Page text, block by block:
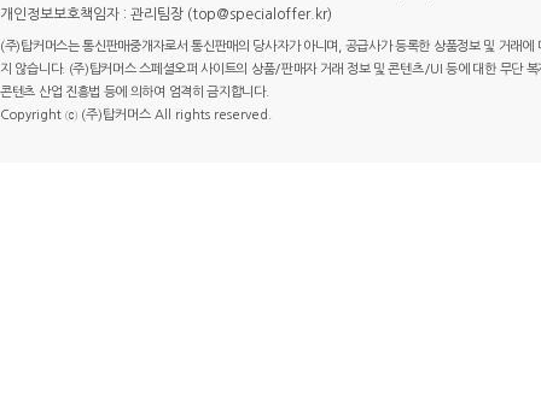
개인정보보호책임자 : 관리팀장 (top@specialoffer.kr)
(주)탑커머스는 통신판매중개자로서 통신판매의 당사자가 아니며, 공급사가 등록한 상품정보 및 거래
지 않습니다. (주)탑커머스 스페셜오퍼 사이트의 상품/판매자 거래 정보 및 콘텐츠/UI 등에 대한 무단
콘텐츠 산업 진흥법 등에 의하여 엄격히 금지합니다.
Copyright ⓒ (주)탑커머스 All rights reserved.